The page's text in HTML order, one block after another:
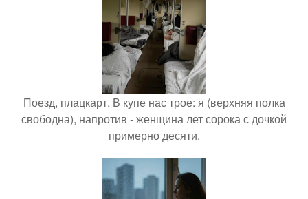
Поезд, плацкарт. В купе нас трое: я (верхняя полка
свободна), напротив - женщина лет сорока с дочкой
примерно десяти.